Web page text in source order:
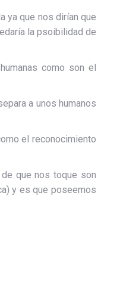
ya que nos dirían que
la psoibilidad de
como son el
a unos humanos
el reconocimiento
que nos toque son
y es que poseemos